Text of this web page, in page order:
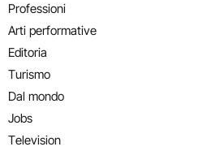
Professioni
Arti performative
Editoria
Turismo
Dal mondo
Jobs
Television